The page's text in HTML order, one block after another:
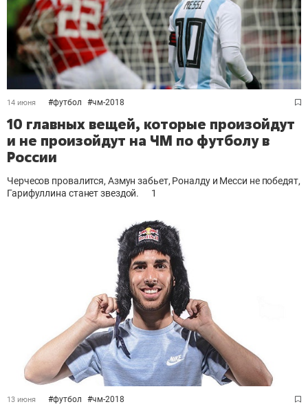
14 июня #футбол #чм-2018
10 главных вещей, которые произойдут
и не произойдут на ЧМ по футболу в
России
Черчесов провалится, Азмун забьет, Роналду и Месси не победят,
Гарифуллина станет звездой.
1
13 июня #футбол #чм-2018